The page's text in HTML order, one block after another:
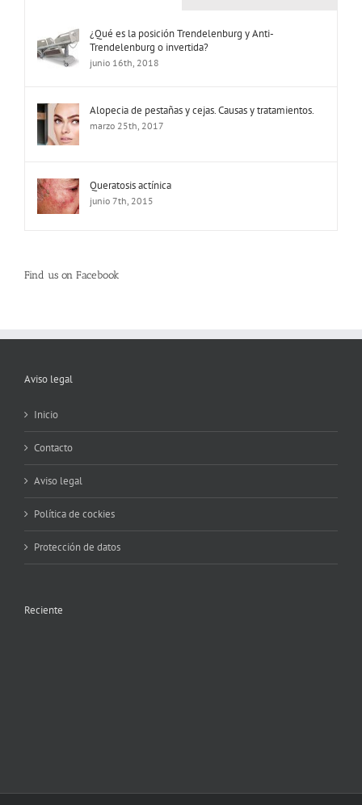
¿Qué es la posición Trendelenburg y Anti-
Trendelenburg o invertida?
junio 16th, 2018
Alopecia de pestañas y cejas. Causas y tratamientos.
marzo 25th, 2017
Queratosis actínica
junio 7th, 2015
Find us on Facebook
Aviso legal
Inicio
Contacto
Aviso legal
Política de cockies
Protección de datos
Reciente